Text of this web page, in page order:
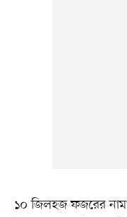
১০ জিলহজ ফজরের